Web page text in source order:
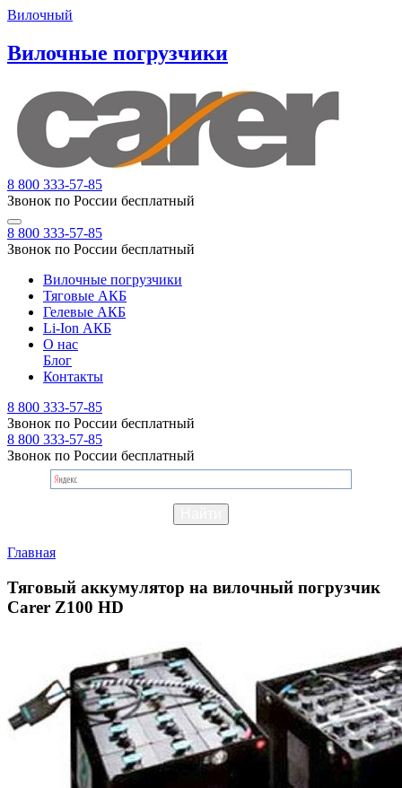
Вилочный
Вилочные погрузчики
8 800 333-57-85
Звонок по России бесплатный
8 800 333-57-85
Звонок по России бесплатный
Вилочные погрузчики
Тяговые АКБ
Гелевые АКБ
Li-Ion АКБ
О нас
Блог
Контакты
8 800 333-57-85
Звонок по России бесплатный
8 800 333-57-85
Звонок по России бесплатный
Главная
Тяговый аккумулятор на вилочный погрузчик
Carer Z100 HD